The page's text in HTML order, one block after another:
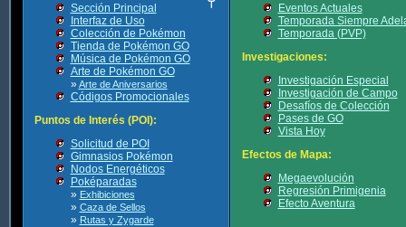
Sección Principal
Interfaz de Uso
Colección de Pokémon
Tienda de Pokémon GO
Música de Pokémon GO
Arte de Pokémon GO
» Arte de Aniversarios
Códigos Promocionales
Puntos de Interés (POI):
Solicitud de POI
Gimnasios Pokémon
Nodos Energéticos
Poképaradas
» Exhibiciones
» Caza de Sellos
» Rutas y Zygarde
Eventos Actuales
Temporada Siempre
Temporada (PVP)
Investigaciones:
Investigación Especial
Investigación de Campo
Desafíos de Colección
Pases de GO
Vista Hoy
Efectos de Mapa:
Megaevolución
Regresión Primigenia
Efecto Aventura